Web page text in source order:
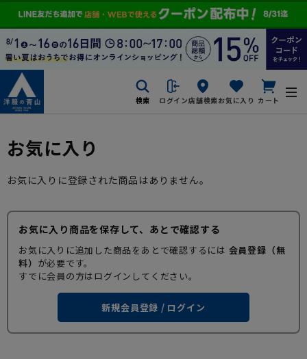
検索 ログイン店舗検索お気に入り カート
お気に入り
お気に入りに登録された商品はありません。
お気に入り商品を保存して、あとで確認する
お気に入りに追加した商品をあとで確認するには 会員登録（無
料） が必要です。
すでに会員の方はログインしてください。
新規会員登録 / ログイン